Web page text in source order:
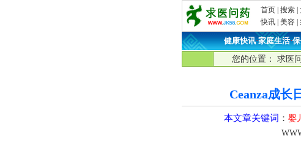
首页 搜索
快讯 美容
健康快讯·家庭生活·
您的位置： 求医
Ceanza成长
本文章关键词 ： 婴